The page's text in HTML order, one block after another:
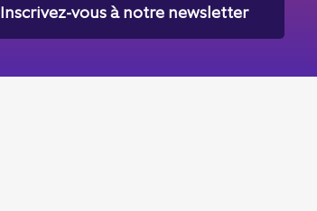
Inscrivez-vous à notre newsletter